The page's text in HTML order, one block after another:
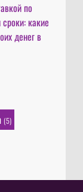
по
какие
денег в
(5)